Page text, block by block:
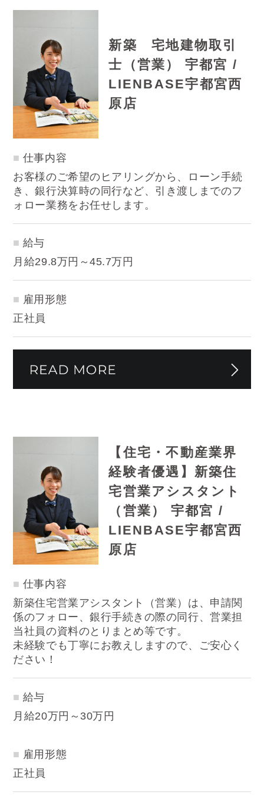
新築 宅地建物取引
士（営業） 宇都宮 /
LIENBASE宇都宮西
原店
仕事内容
お客様のご希望のヒアリングから、ローン手続
き、銀行決算時の同行など、引き渡しまでのフ
ォロー業務をお任せします。
給与
月給29.8万円～45.7万円
雇用形態
正社員
【住宅・不動産業界
経験者優遇】新築住
宅営業アシスタント
（営業） 宇都宮 /
LIENBASE宇都宮西
原店
仕事内容
新築住宅営業アシスタント（営業）は、申請関
係のフォロー、銀行手続きの際の同行、営業担
当社員の資料のとりまとめ等です。
未経験でも丁寧にお教えしますので、ご安心く
ださい！
給与
月給20万円～30万円
雇用形態
正社員